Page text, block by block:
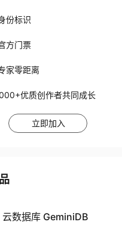
份标识
方门票
家零距离
优质创作者共同成长
立即加入
云数据库 GeminiDB